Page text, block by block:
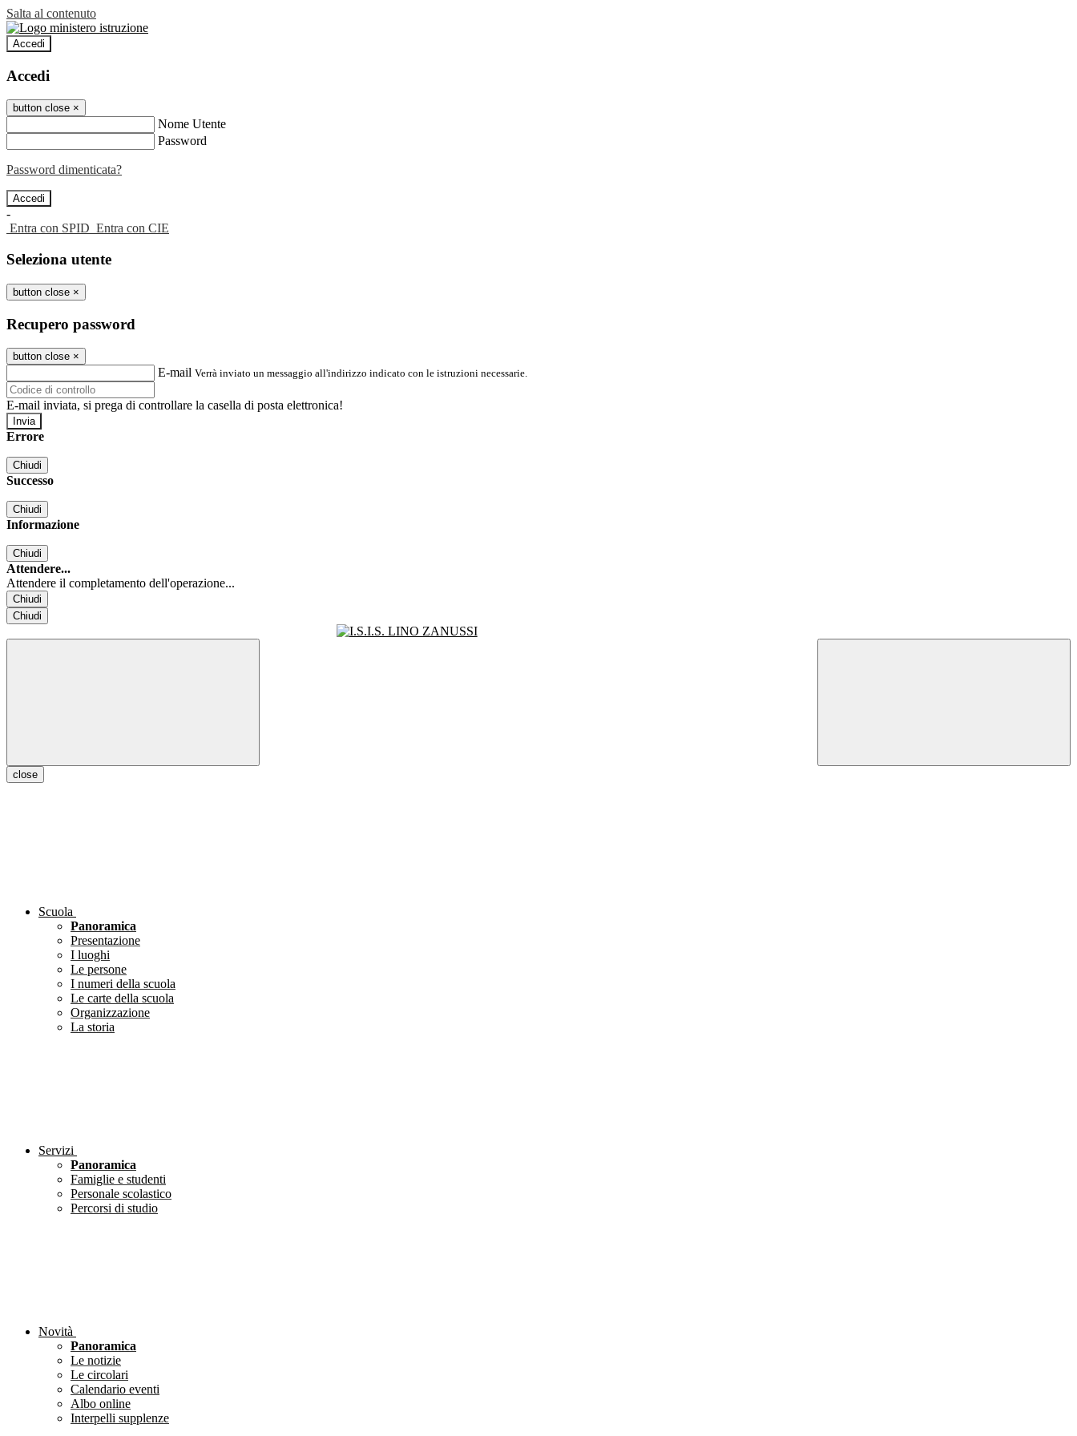
Salta al contenuto
Accedi
Accedi
button close ×
Nome Utente
Password
Password dimenticata?
-
Entra con SPID Entra con CIE
Seleziona utente
button close ×
Recupero password
button close ×
E-mail Verrà inviato un messaggio all'indirizzo indicato con le istruzioni necessarie.
E-mail inviata, si prega di controllare la casella di posta elettronica!
Errore
Chiudi
Successo
Chiudi
Informazione
Chiudi
Attendere...
Attendere il completamento dell'operazione...
Chiudi
Chiudi
close
Scuola
Panoramica
Presentazione
I luoghi
Le persone
I numeri della scuola
Le carte della scuola
Organizzazione
La storia
Servizi
Panoramica
Famiglie e studenti
Personale scolastico
Percorsi di studio
Novità
Panoramica
Le notizie
Le circolari
Calendario eventi
Albo online
Interpelli supplenze